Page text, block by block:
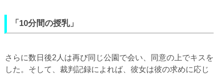
「10分間の授乳」
さらに数日後2人は再び同じ公園で会い、同意の上でキスを
した。そして、裁判記録によれば、彼女は彼の求めに応じ